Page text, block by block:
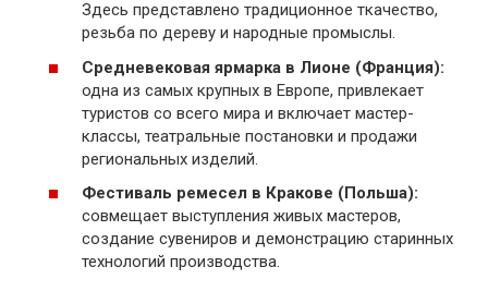
Здесь представлено традиционное ткачество,
резьба по дереву и народные промыслы.
Средневековая ярмарка в Лионе (Франция):
одна из самых крупных в Европе, привлекает
туристов со всего мира и включает мастер-
классы, театральные постановки и продажи
региональных изделий.
Фестиваль ремесел в Кракове (Польша):
совмещает выступления живых мастеров,
создание сувениров и демонстрацию старинных
технологий производства.